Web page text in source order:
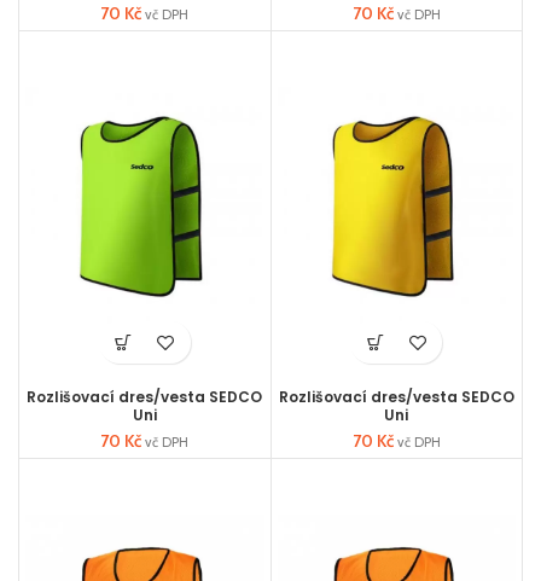
70 Kč vč DPH 70 Kč vč DPH
Rozlišovací dres/vesta SEDCO
Uni
70 Kč vč DPH
Rozlišovací dres/vesta SEDCO
Uni
70 Kč vč DPH